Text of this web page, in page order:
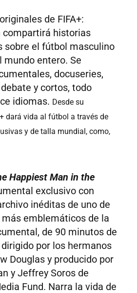
de FIFA+:
compartirá historias
sobre el fútbol masculino
mundo entero. Se
docuseries,
y cortos, todo
idiomas. Desde su
dará vida al fútbol a través de
y de talla mundial, como,
Happiest Man in the
exclusivo con
inéditas de uno de
emblemáticos de la
de 90 minutos de
por los hermanos
Douglas y producido por
y Jeffrey Soros de
Fund. Narra la vida de